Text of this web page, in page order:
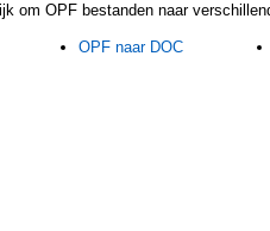
om OPF bestanden naar
OPF naar DOC